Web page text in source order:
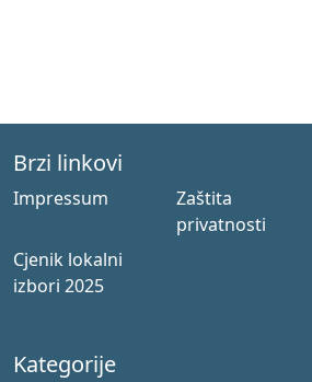
Brzi linkovi
Impressum
Zaštita
privatnosti
Cjenik lokalni
izbori 2025
Kategorije